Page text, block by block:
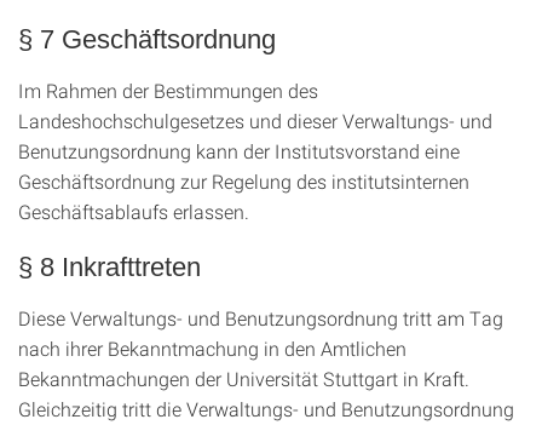
§ 7 Geschäftsordnung
Im Rahmen der Bestimmungen des
Landeshochschulgesetzes und dieser Verwaltungs- und
Benutzungsordnung kann der Institutsvorstand eine
Geschäftsordnung zur Regelung des institutsinternen
Geschäftsablaufs erlassen.
§ 8 Inkrafttreten
Diese Verwaltungs- und Benutzungsordnung tritt am Tag
nach ihrer Bekanntmachung in den Amtlichen
Bekanntmachungen der Universität Stuttgart in Kraft.
Gleichzeitig tritt die Verwaltungs- und Benutzungsordnung